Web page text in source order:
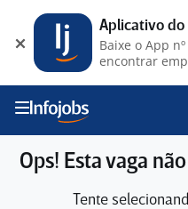
Ops! Esta vaga
Tente
Aplicativo do
Baixe o App
encontrar